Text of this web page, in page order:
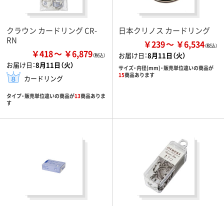
クラウン カードリング CR-
RN
￥418 ￥6,879
お届け日：8月11日（火）
カードリング
タイプ・販売単位違いの商品が13商品ありま
す
日本クリノス カードリング
￥239 ￥6,534
お届け日：8月11日（火）
サイズ・内径(mm)・販売単位違いの商品が
15商品あります